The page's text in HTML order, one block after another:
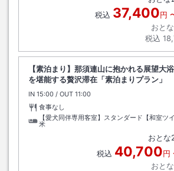
税込 37,400円
おと
税込
【素泊まり】那須連山に抱かれる展望大
を堪能する贅沢滞在「素泊まりプラン」
IN チェックイン
15:00 / OUT チェックアウト
11:00
食事なし
【愛犬同伴専用客室】スタンダード【和室ツ
米
おとな
税込 40,700円
おと